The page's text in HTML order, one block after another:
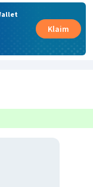
Klaim